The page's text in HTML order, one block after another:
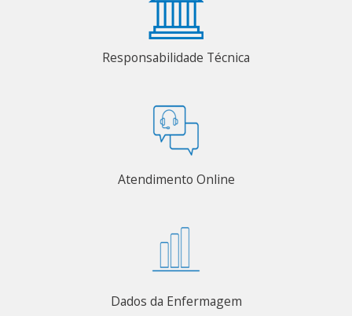
Responsabilidade Técnica
Atendimento Online
Dados da Enfermagem